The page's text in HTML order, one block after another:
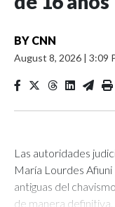
BY CNN
August 8, 2026 | 3:09
Las autoridades
María Lourdes
antiguas del
de manera